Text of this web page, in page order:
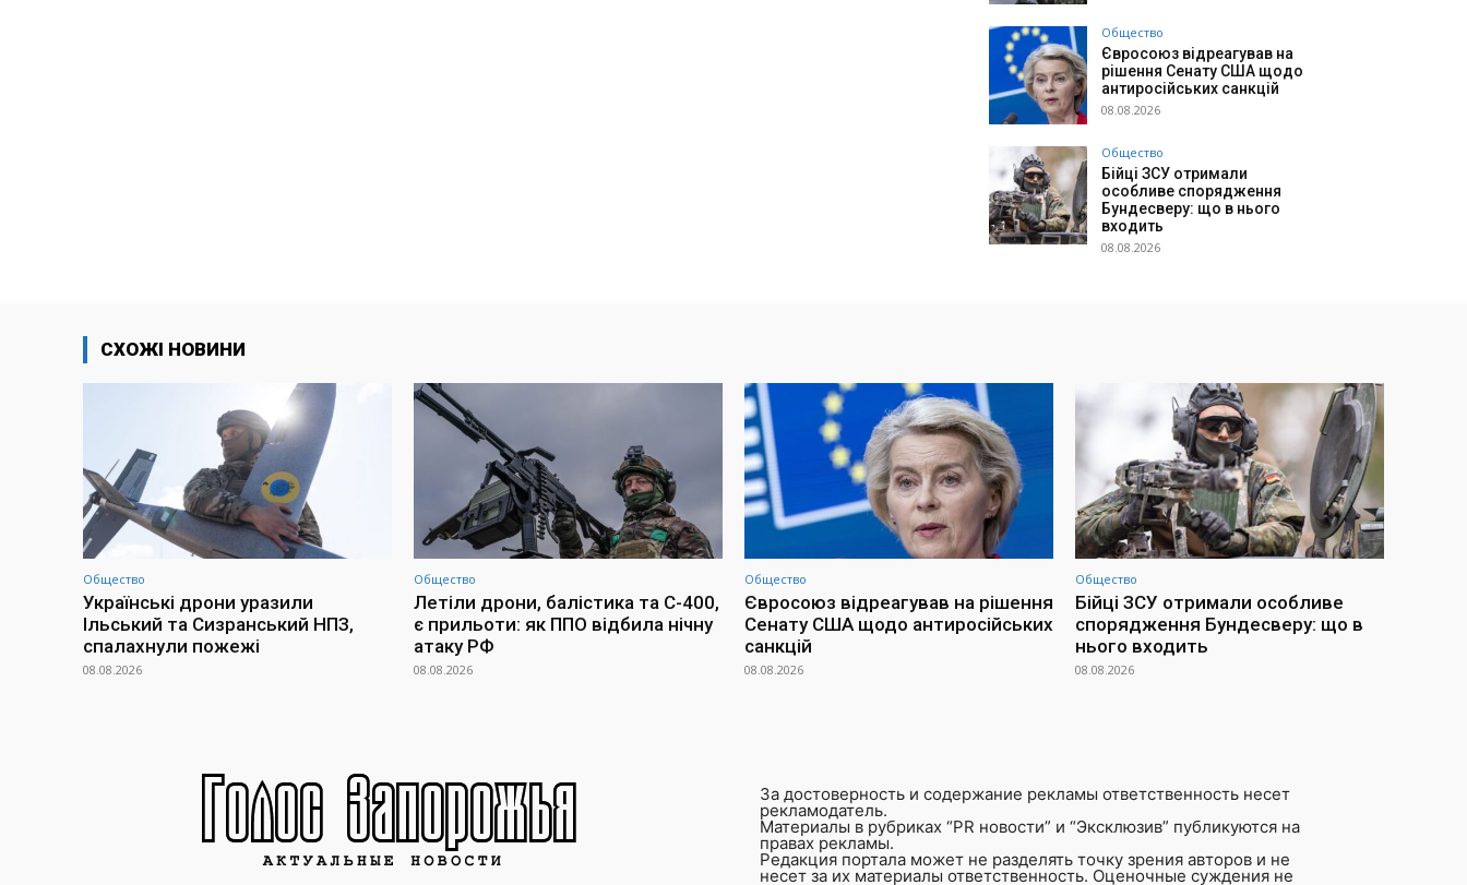
Общество
Євросоюз відреагував на
рішення Сенату США щодо
антиросійських санкцій
08.08.2026
Общество
Бійці ЗСУ отримали
особливе спорядження
Бундесверу: що в нього
входить
08.08.2026
СХОЖІ НОВИНИ
Общество
Українські дрони уразили
Ільський та Сизранський НПЗ,
спалахнули пожежі
08.08.2026
Общество
Летіли дрони, балістика та С-400,
є прильоти: як ППО відбила нічну
атаку РФ
08.08.2026
Общество
Євросоюз відреагував на рішення
Сенату США щодо антиросійських
санкцій
08.08.2026
Общество
Бійці ЗСУ отримали особливе
спорядження Бундесверу: що в
нього входить
08.08.2026
За достоверность и содержание рекламы ответственность несет
рекламодатель.
Материалы в рубриках “PR новости” и “Эксклюзив” публикуются на
правах рекламы.
Редакция портала может не разделять точку зрения авторов и не
несет за их материалы ответственность. Оценочные суждения не